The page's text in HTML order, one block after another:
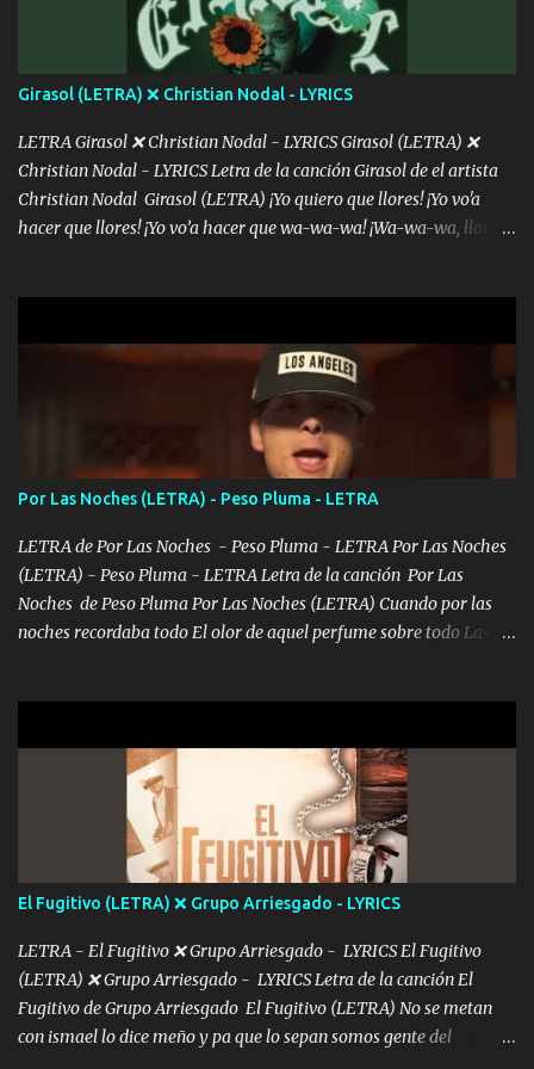
consciente de los followers que mueves? Parcerito, abre los ojos y
ve el poder que tienes Otro chiste malo son los nombres de tus
álbum's "José, vibras colores con la energía del diablo " ¿Si ...
Girasol (LETRA) ❌ Christian Nodal - LYRICS
LETRA Girasol ❌ Christian Nodal - LYRICS Girasol (LETRA) ❌
Christian Nodal - LYRICS Letra de la canción Girasol de el artista
Christian Nodal Girasol (LETRA) ¡Yo quiero que llores! ¡Yo vo'a
hacer que llores! ¡Yo vo’a hacer que wa-wa-wa! ¡Wa-wa-wa, llores!
intentas rimar Pobre payaso que usa a todo el mundo pa' conectar
con la gente Dices "Latino Gang" pero pisas a to'a tu gente Pa’ dar
mensajes, m'ijo, hay quе ser coherentеs Si tú no eres artista, al
menos se prudente Hoy me sabe a mierda, traigo un Balvin en los
dientes Por falta de empatía le toca ser resiliente ¿Acaso eres
consciente de los followers que mueves? Parcerito, abre los ojos y
ve el poder que tienes Otro chiste malo son los nombres de tus
álbum's "José, vibras colores con la energía del diablo " ¿Si ...
Por Las Noches (LETRA) - Peso Pluma - LETRA
LETRA de Por Las Noches - Peso Pluma - LETRA Por Las Noches
(LETRA) - Peso Pluma - LETRA Letra de la canción Por Las
Noches de Peso Pluma Por Las Noches (LETRA) Cuando por las
noches recordaba todo El olor de aquel perfume sobre todo Las
estár Pasarán... Solito me dejaras Intentar... Solo un beso y tú te vas
De mi vida... Cómo tú no hay nadie más No hay nadie
más Si te sientes sola no me llames porfa Me pongo sencible e
imagino tu sombra Clase azul es el tequila e interior la ropa Clip
cap la champagne el polvo es color rosa Me contacto un ángel eres
tú mi hermosa La que me alegra los días y sigo tomando Y
pensar... Que tú ya no vas a estar Pasarán... Solito me dejaras
Intentar... ...
El Fugitivo (LETRA) ❌ Grupo Arriesgado - LYRICS
LETRA - El Fugitivo ❌ Grupo Arriesgado - LYRICS El Fugitivo
(LETRA) ❌ Grupo Arriesgado - LYRICS Letra de la canción El
Fugitivo de Grupo Arriesgado El Fugitivo (LETRA) No se metan
con ismael lo dice meño y pa que lo sepan somos gente del